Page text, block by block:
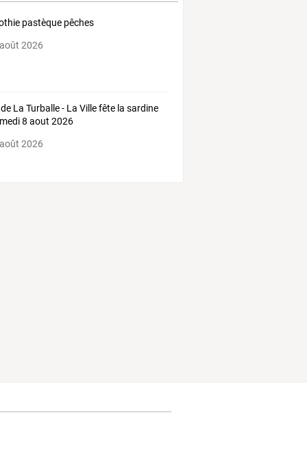
pastèque pêches
2026
La Turballe - La Ville fête la sardine
8 aout 2026
2026